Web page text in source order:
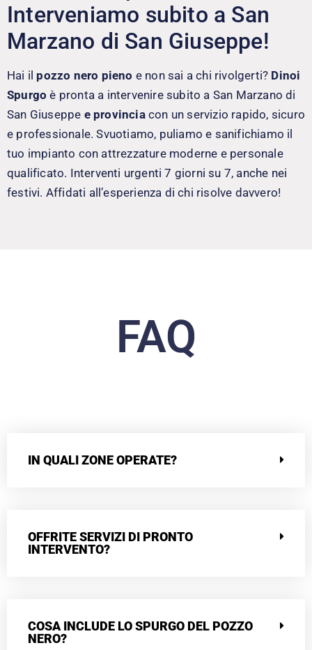
Interveniamo subito a San
Marzano di San Giuseppe!
Hai il pozzo nero pieno e non sai a chi rivolgerti? Dinoi
Spurgo è pronta a intervenire subito a San Marzano di
San Giuseppe e provinciacon un servizio rapido, sicuro
e professionale. Svuotiamo, puliamo e sanifichiamo il
tuo impianto con attrezzature moderne e personale
qualificato. Interventi urgenti 7 giorni su 7, anche nei
festivi. Affidati all’esperienza di chi risolve davvero!
FAQ
IN QUALI ZONE OPERATE?
OFFRITE SERVIZI DI PRONTO
INTERVENTO?
COSA INCLUDE LO SPURGO DEL POZZO
NERO?